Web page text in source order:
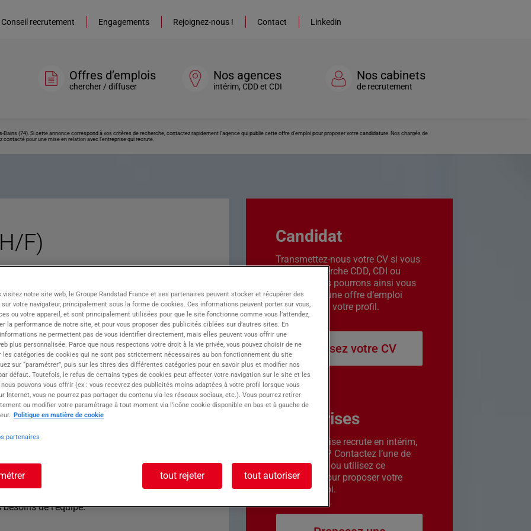
Conseil recrutement Engagements Rejoignez-nous ! Contact Linkedin
Offres d’emplois
chercher / diffuser
Nos agences
intérim, CDD et CDI
Nos cabinets
de recrutement
(74). Si cette annonce correspond à vos critères de recherche, contactez rapidement l’agence qui publie cette offre d’emploi pour proposer votre candidature. Nos chargés de
pour une mise en relation avec l’entreprise qui recrute.
F)
Thonon-les-Bains, accompagne les
en intérim, CDD et CDI en Haute-Savoie
une entreprise spécialisée en charpentes et
/ Préparateur(trice) de matériel
: Magasinier h/f
le matériel chaque matin pour les équipes
du stock de manière efficiente et
le CACES 5 et le pont roulant.
métalliques avec le pistolet
besoins de l'équipe.
Candidat
Transmettez-nous votre CV si vous
êtes en recherche CDD, CDI ou
intérim. Nous pourrons ainsi vous
contacter si une offre d’emploi
correspond à votre profil.
Déposez votre CV
Entreprises
Votre entreprise recrute en intérim,
CDD ou CDI ? Contactez l’une de
nos agences ou utilisez ce
formulaire pour proposer votre
offre d’emploi.
visitez notre site web, le Groupe Randstad France et ses partenaires peuvent stocker et récupérer des
votre navigateur, principalement sous la forme de cookies. Ces informations peuvent porter sur vous,
ou votre appareil, et sont principalement utilisées pour que le site fonctionne comme vous l’attendez,
la performance de notre site, et pour vous proposer des publicités ciblées sur d’autres sites. En
ne permettent pas de vous identifier directement, mais elles peuvent vous offrir une
plus personnalisée. Parce que nous respectons votre droit à la vie privée, vous pouvez choisir de ne
les catégories de cookies qui ne sont pas strictement nécessaires au bon fonctionnement du site
sur “paramétrer”, puis sur les titres des différentes catégories pour en savoir plus et modifier nos
défaut. Toutefois, le refus de certains types de cookies peut affecter votre navigation sur le site et les
pouvons vous offrir (ex : vous recevrez des publicités moins adaptées à votre profil lorsque vous
Internet, vous ne pourrez pas partager du contenu via les réseaux sociaux, etc.). Vous pourrez retirer
ou modifier votre paramétrage à tout moment via l’icône cookie disponible en bas et à gauche de
Politique en matière de cookie
partenaires
tout rejeter tout autoriser